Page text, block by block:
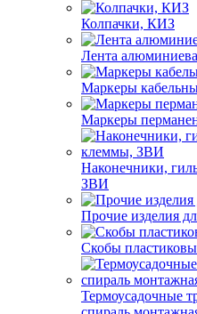
Колпачки, КИЗ
Лента
Маркеры
Маркеры
Наконечники,
ЗВИ
Прочие изделия
Скобы
Термоусадочные